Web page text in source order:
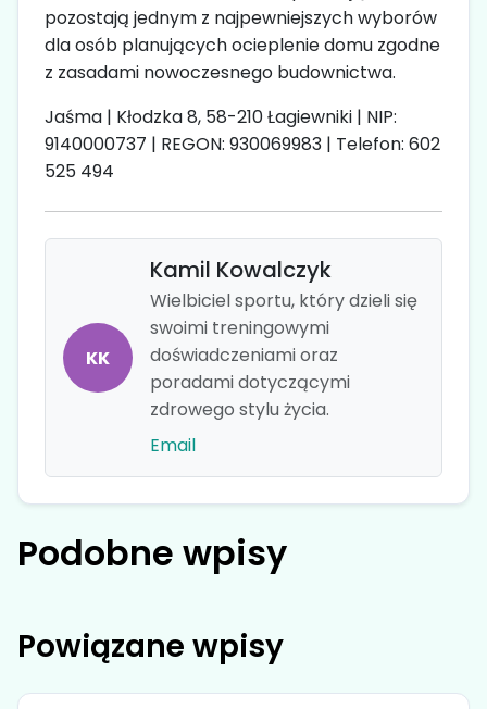
pozostają jednym z najpewniejszych wyborów
dla osób planujących ocieplenie domu zgodne
z zasadami nowoczesnego budownictwa.
Jaśma | Kłodzka 8, 58-210 Łagiewniki | NIP:
9140000737 | REGON: 930069983 | Telefon: 602
525 494
KK
Kamil Kowalczyk
Wielbiciel sportu, który dzieli się
swoimi treningowymi
doświadczeniami oraz
poradami dotyczącymi
zdrowego stylu życia.
Email
Podobne wpisy
Powiązane wpisy